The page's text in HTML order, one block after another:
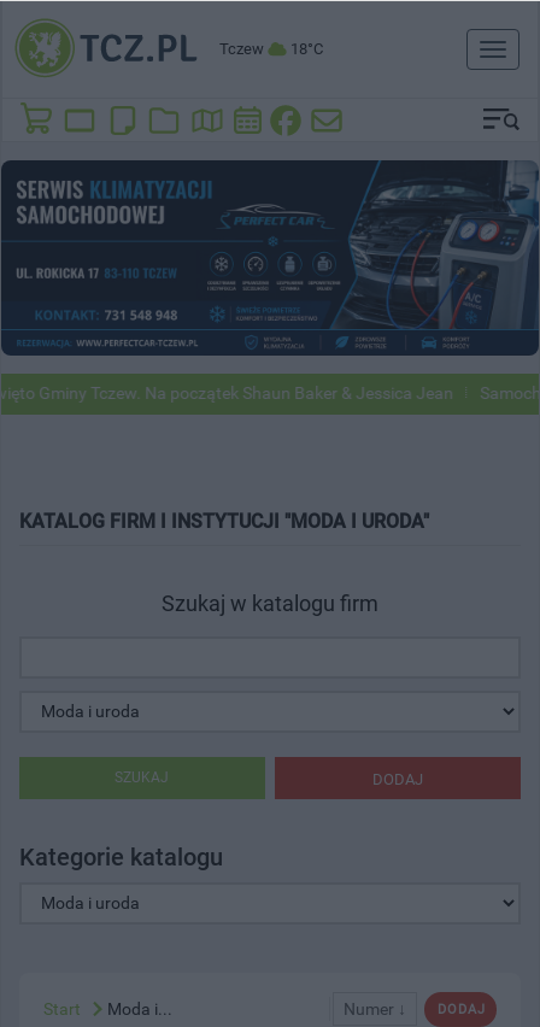
Tczew 18°C
Toggle
Gminy Tczew. Na początek Shaun Baker & Jessica Jean
KATALOG FIRM I INSTYTUCJI "MODA I URODA"
Szukaj w katalogu firm
DODAJ
SZUKAJ
Kategorie katalogu
DODAJ
Numer ↓
Start Moda i...